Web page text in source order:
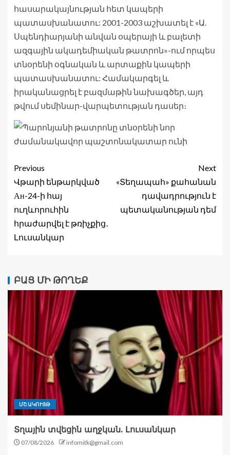
հասարակայնության հետ կապերի
պատասխանատու: 2001-2003 աշխատել է «Ա.
Սպենդիարյանի անվան օպերայի և բալետի
ազգային ակադեմիական թատրոն»-ում որպես
տնօրենի օգնական և արտաքին կապերի
պատասխանատու: Համակարգել և
իրականացրել է բազմաթին նախագծեր, այդ
թվում սեմինար-վարպետության դասեր։
Previous
Վթարի ենթարկված
Ан-24-ի հայ
ուղևորուհին
հրաժարվել է թռիչքից․
Լուսանկար
Next
«Տեղապահ» քահանան
դավադրություն է
պետականության դեմ
ԲԱՑ ՄԻ ԹՈՂԵՔ
ՄՇԱԿՈՒՅԹ
Տղային տվեցին աղջկան. Լուսանկար
07/08/2026 infomitk@gmail.com